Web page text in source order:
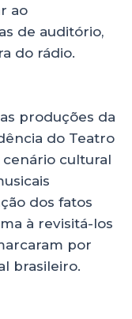
ao
de auditório,
do rádio.
produções da
do Teatro
cenário cultural
dos fatos
à revisitá-los
por
brasileiro.